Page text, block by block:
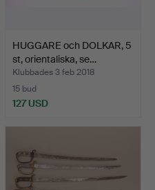
HUGGARE och DOLKAR, 5
st, orientaliska, se…
Klubbades 3 feb 2018
15 bud
127 USD